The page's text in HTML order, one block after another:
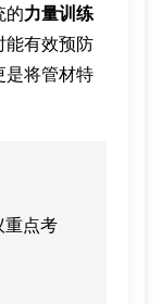
的力量训练
能有效预防
是将管材特
重点考